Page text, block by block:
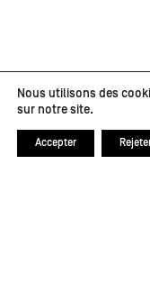
Nous utilisons des
sur notre site.
Accepter